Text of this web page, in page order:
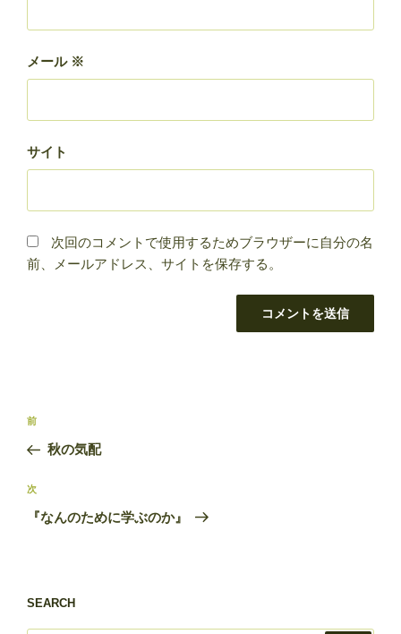
メール ※
サイト
次回のコメントで使用するためブラウザーに自分の名
前、メールアドレス、サイトを保存する。
投
ナ
ビ
ゲ
ン
前
の
稿
前
秋の気配
次
の
次
『なんのために学ぶのか』
SEARCH